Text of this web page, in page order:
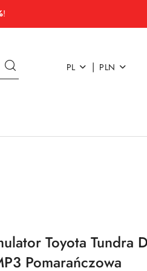
!
PL | PLN
Toyota Tundra
Pomarańczowa